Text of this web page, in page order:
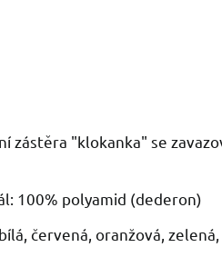
zástěra "klokanka" se
100% polyamid (dederon)
červená, oranžová,